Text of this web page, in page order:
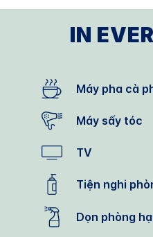
IN
Máy pha cà
Máy sấy tóc
TV
Tiện nghi
Dọn phòng